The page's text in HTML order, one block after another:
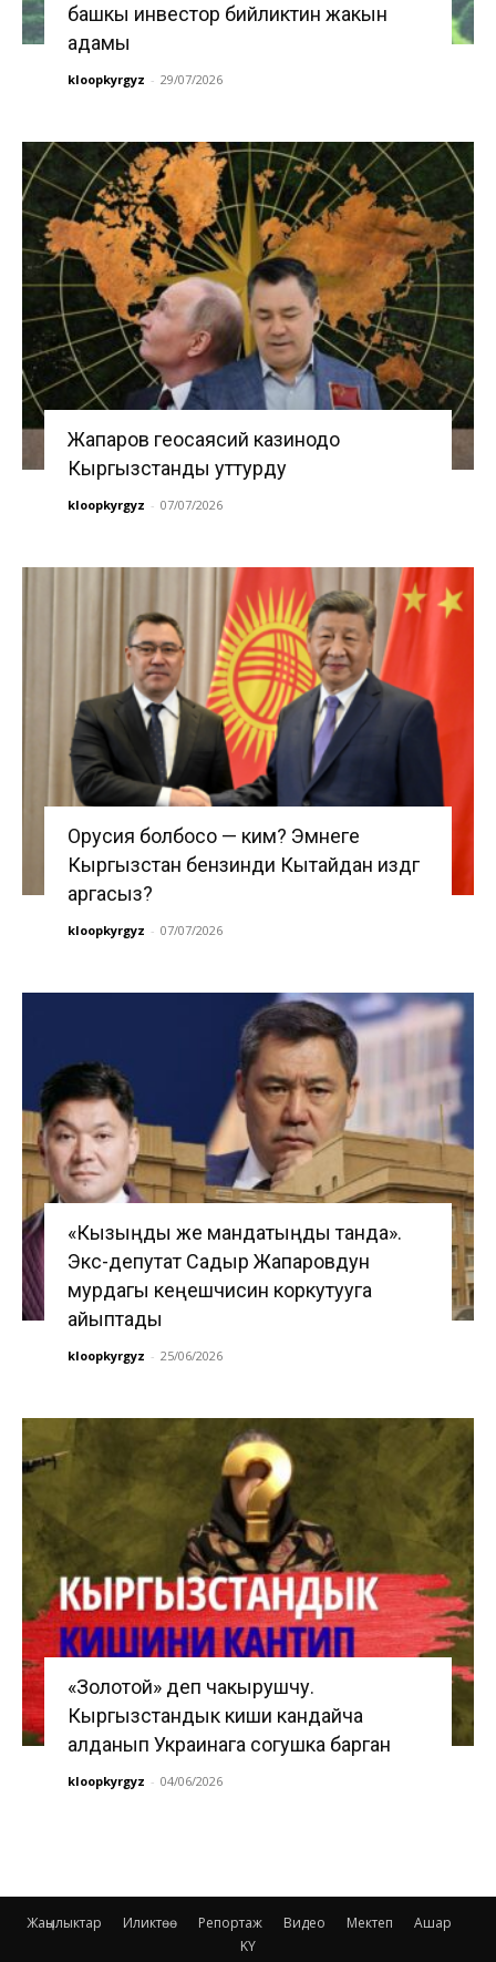
башкы инвестор бийликтин жакын
адамы
kloopkyrgyz - 29/07/2026
Жапаров геосаясий казинодо
Кыргызстанды уттурду
kloopkyrgyz - 07/07/2026
Орусия болбосо — ким? Эмнеге
Кыргызстан бензинди Кытайдан издөөгө
аргасыз?
kloopkyrgyz - 07/07/2026
«Кызыңды же мандатыңды танда».
Экс-депутат Садыр Жапаровдун
мурдагы кеңешчисин коркутууга
айыптады
kloopkyrgyz - 25/06/2026
«Золотой» деп чакырушчу.
Кыргызстандык киши кандайча
алданып Украинага согушка барган
kloopkyrgyz - 04/06/2026
Жаңылыктар Иликтөө Репортаж Видео Мектеп
Ашар
KY